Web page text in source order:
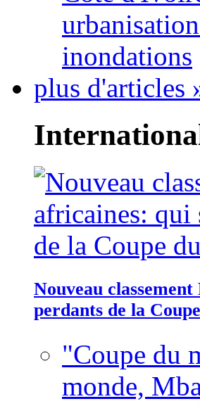
inondations
plus d'articles
Nouveau
perdants de la
"Coupe du
monde,